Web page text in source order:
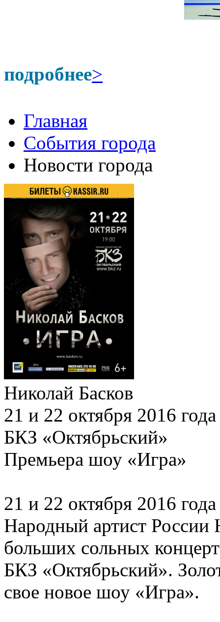
подробнее>
Главная
События города
Новости города
Николай Басков
21 и 22 октября 2016 года
БКЗ «Октябрьский»
Премьера шоу «Игра»
21 и 22 октября 2016
Народный артист России
больших сольных
БКЗ «Октябрьский».
свое новое шоу «Игра».